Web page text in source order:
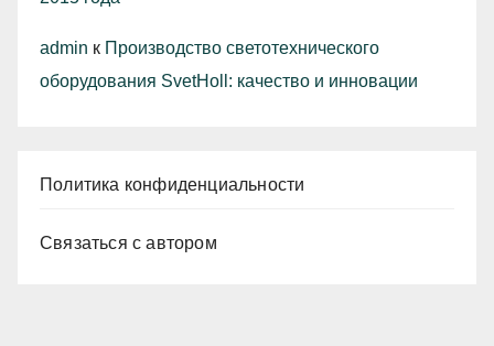
admin к Производство светотехнического
оборудования SvetHoll: качество и инновации
Политика конфиденциальности
Связаться с автором